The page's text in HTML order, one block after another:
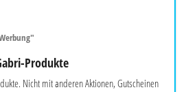
Produkte
Nicht mit anderen Aktionen, Gutscheinen